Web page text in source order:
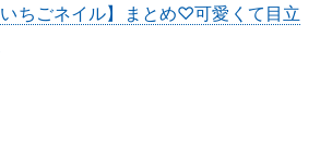
ちごネイル】まとめ♡可愛くて目立